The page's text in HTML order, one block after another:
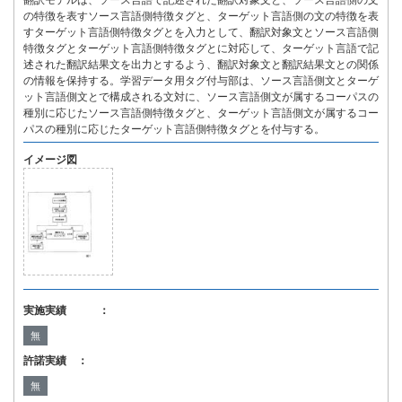
の特徴を表すソース言語側特徴タグと、ターゲット言語側の文の特徴を表
すターゲット言語側特徴タグとを入力として、翻訳対象文とソース言語側
特徴タグとターゲット言語側特徴タグとに対応して、ターゲット言語で記
述された翻訳結果文を出力とするよう、翻訳対象文と翻訳結果文との関係
の情報を保持する。学習データ用タグ付与部は、ソース言語側文とターゲ
ット言語側文とで構成される文対に、ソース言語側文が属するコーパスの
種別に応じたソース言語側特徴タグと、ターゲット言語側文が属するコー
パスの種別に応じたターゲット言語側特徴タグとを付与する。
イメージ図
実施実績 ：
無
許諾実績 ：
無